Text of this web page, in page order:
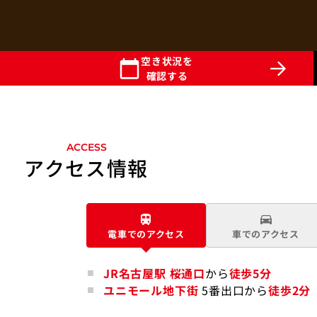
空き状況を
確認する
ACCESS
アクセス情報
電車でのアクセス 車でのアクセス
JR名古屋駅 桜通口から徒歩5分
ユニモール地下街 5番出口から徒歩2分